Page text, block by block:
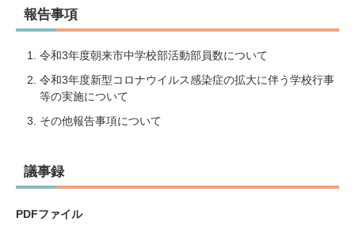
報告事項
令和3年度朝来市中学校部活動部員数について
令和3年度新型コロナウイルス感染症の拡大に伴う学校行事
等の実施について
その他報告事項について
議事録
PDFファイル